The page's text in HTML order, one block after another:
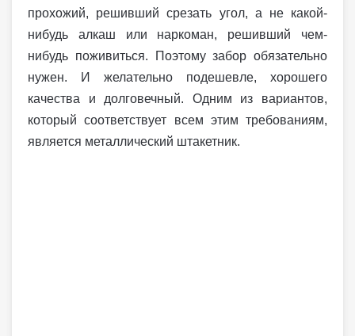
прохожий, решивший срезать угол, а не какой-
нибудь алкаш или наркоман, решивший чем-
нибудь поживиться. Поэтому забор обязательно
нужен. И желательно подешевле, хорошего
качества и долговечный. Одним из вариантов,
который соответствует всем этим требованиям,
является металлический штакетник.